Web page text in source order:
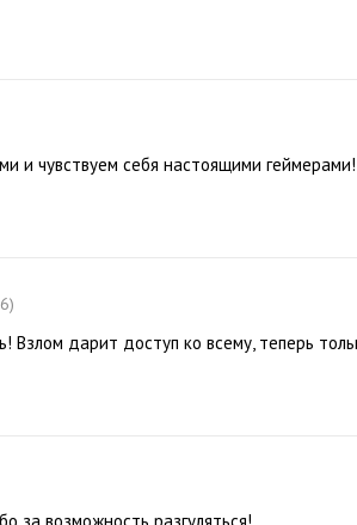
и чувствуем себя настоящими геймерами!
дарит доступ ко всему, теперь